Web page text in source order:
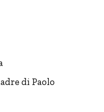
di Paolo